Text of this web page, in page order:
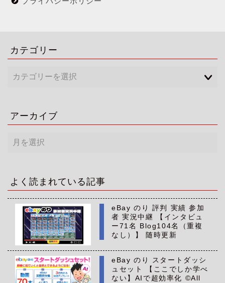
カテゴリー
アーカイブ
ー
ブ
よく読まれている記事
eBay のり 評判 実績 参加
者 実況中継 【インタビュ
ー71名 Blog104名（重複
なし）】 随時更新
eBay のり スタートダッシ
ュセット 【ここでしか学べ
ない】AIで超効率化 ©All